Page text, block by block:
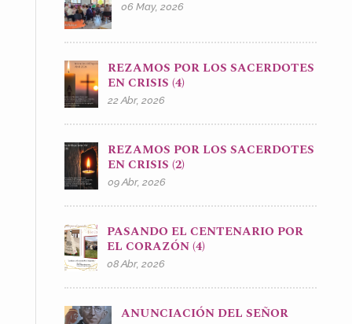
06 May, 2026
REZAMOS POR LOS SACERDOTES
EN CRISIS (4)
22 Abr, 2026
REZAMOS POR LOS SACERDOTES
EN CRISIS (2)
09 Abr, 2026
PASANDO EL CENTENARIO POR
EL CORAZÓN (4)
08 Abr, 2026
ANUNCIACIÓN DEL SEÑOR